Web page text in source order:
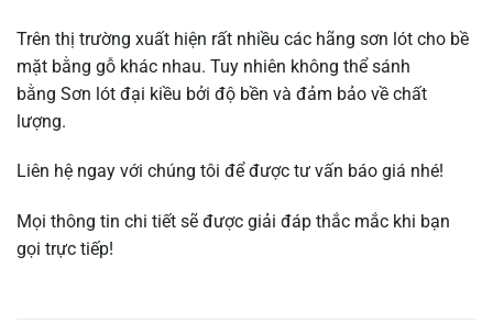
Trên thị trường xuất hiện rất nhiều các hãng sơn lót cho bề
mặt bằng gỗ khác nhau. Tuy nhiên không thể sánh
bằng Sơn lót đại kiều bởi độ bền và đảm bảo về chất
lượng.
Liên hệ ngay với chúng tôi để được tư vấn báo giá nhé!
Mọi thông tin chi tiết sẽ được giải đáp thắc mắc khi bạn
gọi trực tiếp!